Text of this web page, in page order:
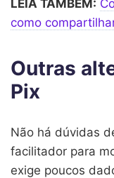
LEIA TAMBÉM:
como
Outras
Pix
Não há dúvidas
facilitador para
exige poucos